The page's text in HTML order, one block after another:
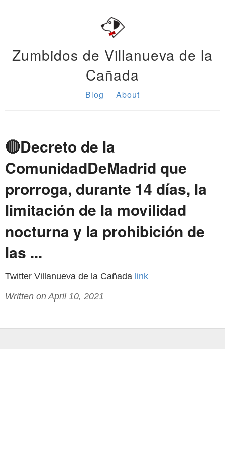
Zumbidos de Villanueva de la
Cañada
Blog About
🔴Decreto de la
ComunidadDeMadrid que
prorroga, durante 14 días, la
limitación de la movilidad
nocturna y la prohibición de
las ...
Twitter Villanueva de la Cañada link
Written on April 10, 2021